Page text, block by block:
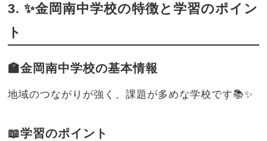
3. ✨金岡南中学校の特徴と学習のポイン
ト
🏫金岡南中学校の基本情報
地域のつながりが強く、課題が多めな学校です📚✨
📖学習のポイント